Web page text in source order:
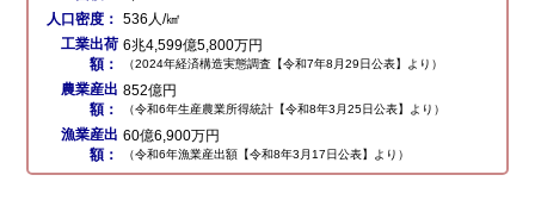
人口密度： 536人/㎢
工業出荷
額：
6兆4,599億5,800万円
（2024年経済構造実態調査【令和7年8月29日公表】より）
農業産出
額：
852億円
（令和6年生産農業所得統計【令和8年3月25日公表】より）
漁業産出
額：
60億6,900万円
（令和6年漁業産出額【令和8年3月17日公表】より）